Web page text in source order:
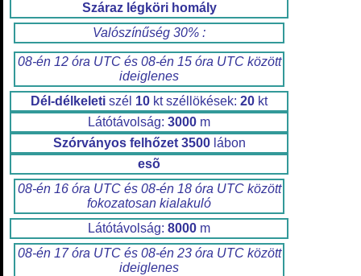
Száraz légköri homály
Valószínűség 30% :
08-én 12 óra UTC és 08-én 15 óra UTC között
ideiglenes
Dél-délkeleti szél 10 kt széllökések: 20 kt
Látótávolság: 3000 m
Szórványos felhőzet 3500lábon
esõ
08-én 16 óra UTC és 08-én 18 óra UTC között
fokozatosan kialakuló
Látótávolság: 8000 m
08-én 17 óra UTC és 08-én 23 óra UTC között
ideiglenes